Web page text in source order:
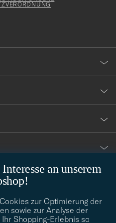
an unserem
zur Optimierung der
sowie zur Analyse der
Shopping-Erlebnis so
nach Ihrem persönlichen Stil?
Ihnen gerne weiter!